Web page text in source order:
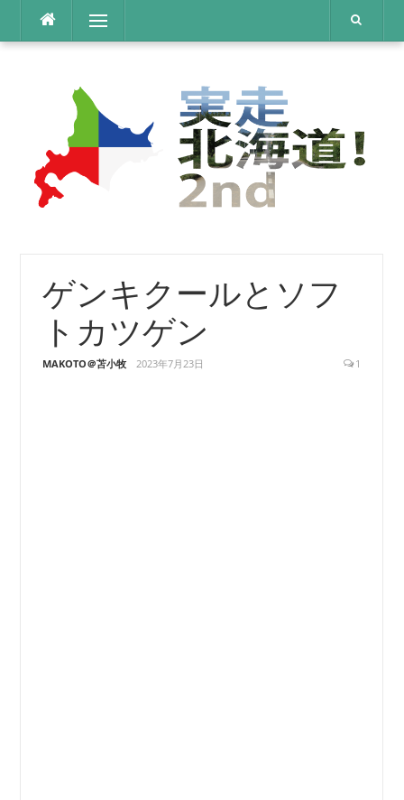
テ
メニュー
ゲンキクールとソフ
トカツゲン
MAKOTO＠苫小牧 2023年7月23日 1